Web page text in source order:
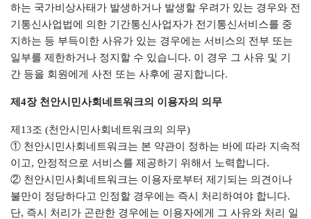
하는 국가비상사태가 발생하거나 발생할 우려가 있는 경우와 전
기통신사업법에 의한 기간통신사업자가 전기통신서비스를 중
지하는 등 부득이한 사유가 있는 경우에는 서비스의 전부 또는
일부를 제한하거나 정지할 수 있습니다. 이 경우 그 사유 및 기
간 등을 회원에게 사전 또는 사후에 공지합니다.
제4장 천안시민사회네트워크의 이용자의 의무
제13조 (천안시민사회네트워크의 의무)
① 천안시민사회네트워크는 본 약관이 정하는 바에 따라 지속적
이고, 안정적으로 서비스를 제공하기 위해서 노력합니다.
② 천안시민사회네트워크는 이용자로부터 제기되는 의견이나
불만이 정당하다고 인정할 경우에는 즉시 처리하여야 합니다.
단, 즉시 처리가 곤란한 경우에는 이용자에게 그 사유와 처리 일